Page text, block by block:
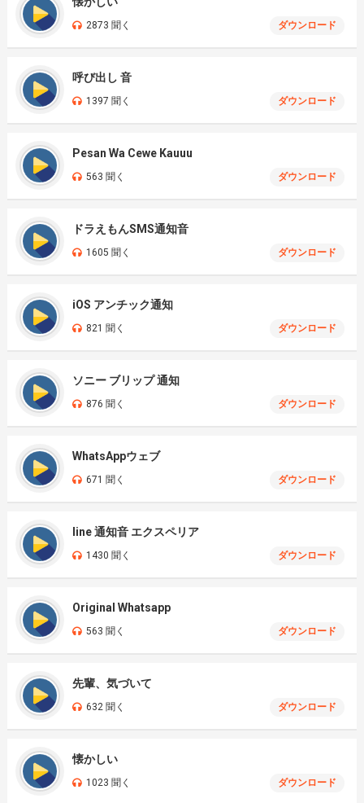
2873 聞く ダウンロード
呼び出し 音
1397 聞く ダウンロード
Pesan Wa Cewe Kauuu
563 聞く ダウンロード
ドラえもんSMS通知音
1605 聞く ダウンロード
iOS アンチック通知
821 聞く ダウンロード
ソニー ブリップ 通知
876 聞く ダウンロード
WhatsAppウェブ
671 聞く ダウンロード
line 通知音 エクスペリア
1430 聞く ダウンロード
Original Whatsapp
563 聞く ダウンロード
先輩、気づいて
632 聞く ダウンロード
懐かしい
1023 聞く ダウンロード